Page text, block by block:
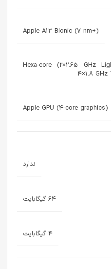
Apple A13 Bionic (7 nm+)
Hexa-core (2×2.65 GHz
4×1.8 GHz
Apple GPU (4-core graphics)
ندارد
64 گیگابایت
4 گیگابایت